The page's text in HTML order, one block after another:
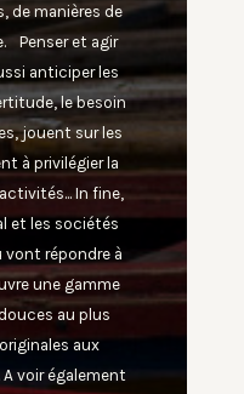
de manières de
Penser et agir
anticiper les
le besoin
jouent sur les
à privilégier la
In fine,
et les sociétés
vont répondre à
une gamme
au plus
aux
voir également